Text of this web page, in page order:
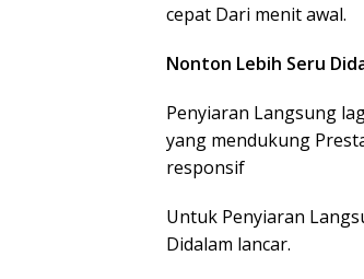
cepat Dari menit awal.
Nonton Lebih Seru
Penyiaran Langsung
yang mendukung
responsif
Untuk Penyiaran
Didalam lancar.